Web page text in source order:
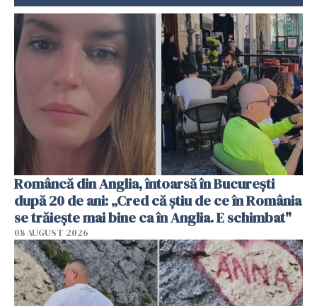
Româncă din Anglia, întoarsă în București
după 20 de ani: „Cred că știu de ce în România
se trăiește mai bine ca în Anglia. E schimbat"
08 AUGUST 2026